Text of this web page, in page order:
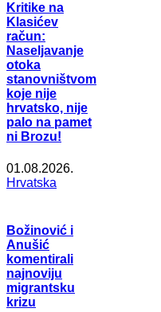
Kritike na
Klasićev
račun:
Naseljavanje
otoka
stanovništvom
koje nije
hrvatsko, nije
palo na pamet
ni Brozu!
01.08.2026.
Hrvatska
Božinović i
Anušić
komentirali
najnoviju
migrantsku
krizu